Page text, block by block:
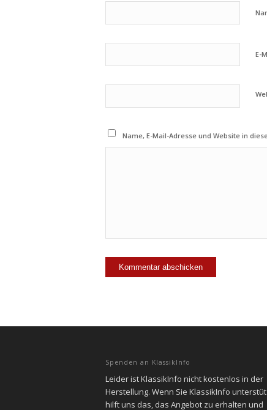
E-
Name, E-Mail-Adresse und Website in
Spenden an KlassikInfo
Leider ist KlassikInfo nicht kostenlos in der
Herstellung. Wenn Sie KlassikInfo
hilft uns das, das Angebot zu erhalten und